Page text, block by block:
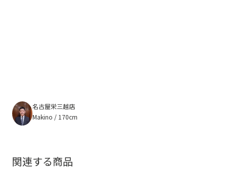
名古屋栄三越店
Makino / 170cm
関連する商品